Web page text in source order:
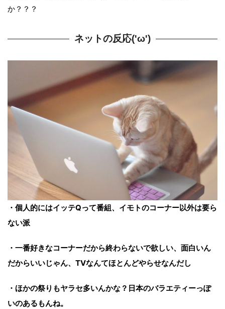
か？？？
ネットの反応('ω')
・個人的にはイッテQって番組、イモトのコーナー以外は要ら
ない派
・一番好きなコーナーだから終わらないで欲しい、面白いん
だからいいじゃん、TVなんてほとんどやらせなんだし
・ほかの祭りもヤラセ多いんかな？日本のバラエティーっぽ
いのあるもんね。